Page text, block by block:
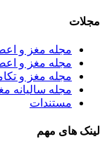
مجلات
مجله مغز و
مجله مغز و
مجله مغز و
مجله سالیانه
مستندات
لینک های مهم